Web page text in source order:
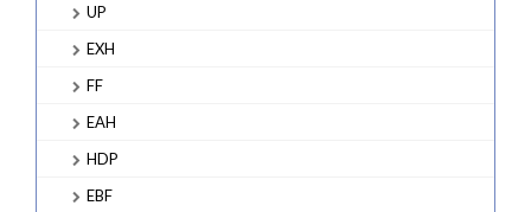
UP
EXH
FF
EAH
HDP
EBF